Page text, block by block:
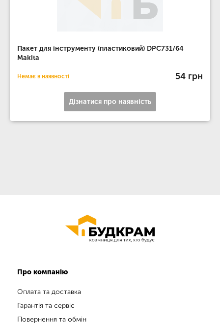
Пакет для інструменту (пластиковий) DPC731/64
Makita
Немає в наявності 54 грн
Дізнатися про наявність
Про компанію
Оплата та доставка
Гарантія та сервіс
Повернення та обмін